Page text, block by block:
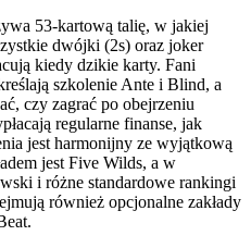
53-kartową talię, w jakiej
dwójki (2s) oraz joker
kiedy dzikie karty. Fani
szkolenie Ante i Blind, a
czy zagrać po obejrzeniu
regularne finanse, jak
jest harmonijny ze wyjątkową
jest Five Wilds, a w
i różne standardowe rankingi
również opcjonalne zakłady